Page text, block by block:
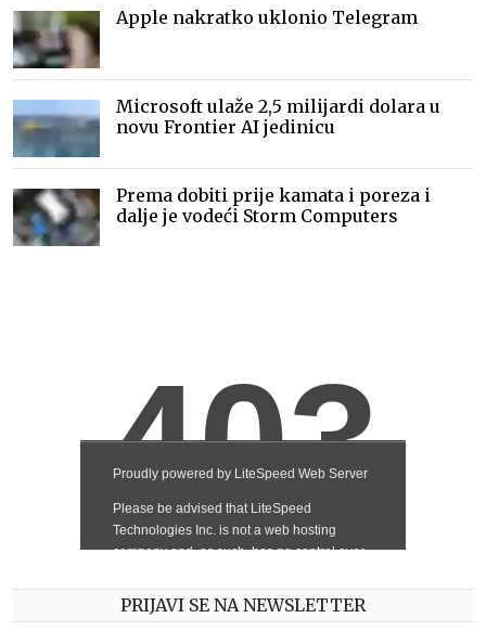
Apple nakratko uklonio Telegram
Microsoft ulaže 2,5 milijardi dolara u
novu Frontier AI jedinicu
Prema dobiti prije kamata i poreza i
dalje je vodeći Storm Computers
PRIJAVI SE NA NEWSLETTER